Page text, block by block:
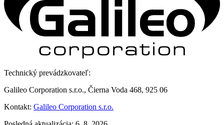
Technický prevádzkovateľ:
Galileo Corporation s.r.o., Čierna Voda 468, 925 06
Kontakt: Galileo Corporation s.r.o.